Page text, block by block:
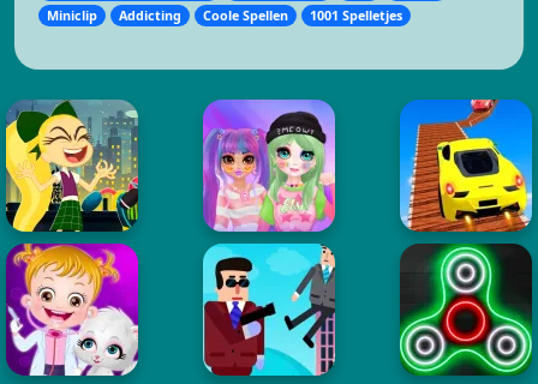
Miniclip
Addicting Coole Spellen 1001 Spelletjes